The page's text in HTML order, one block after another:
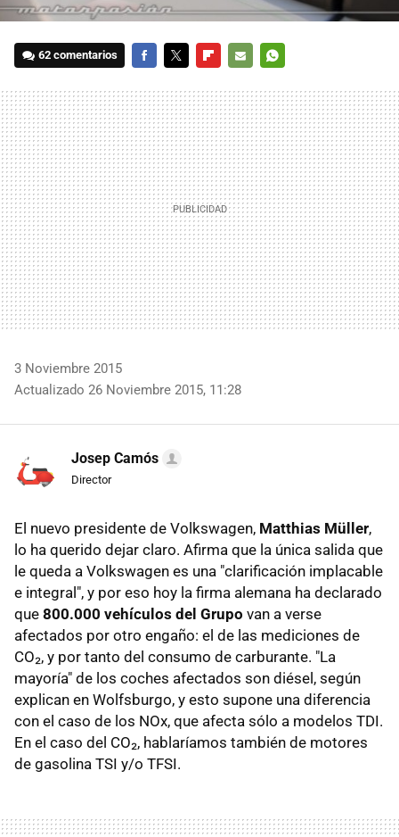
62 comentarios
MAIL
3 Noviembre 2015
Actualizado 26 Noviembre 2015, 11:28
Josep Camós
Director
El nuevo presidente de Volkswagen, Matthias Müller,
lo ha querido dejar claro. Afirma que la única salida que
le queda a Volkswagen es una "clarificación implacable
e integral", y por eso hoy la firma alemana ha declarado
que 800.000 vehículos del Grupo van a verse
afectados por otro engaño: el de las mediciones de
CO₂, y por tanto del consumo de carburante. "La
mayoría" de los coches afectados son diésel, según
explican en Wolfsburgo, y esto supone una diferencia
con el caso de los NOx, que afecta sólo a modelos TDI.
En el caso del CO₂, hablaríamos también de motores
de gasolina TSI y/o TFSI.